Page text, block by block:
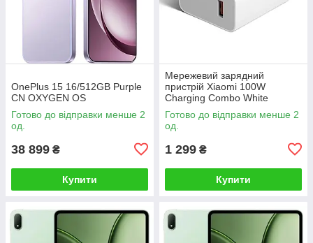
OnePlus 15 16/512GB Purple
CN OXYGEN OS
Готово до відправки менше 2
од.
38 899 ₴
Купити
Мережевий зарядний
пристрій Xiaomi 100W
Charging Combo White
(BHR095VEU)(no box)
Готово до відправки менше 2
од.
1 299 ₴
Купити